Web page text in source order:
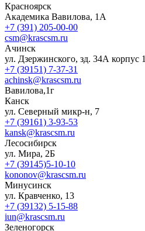
Красноярск
Академика Вавилова, 1А
+7 (391) 205-00-00
csm@krascsm.ru
Ачинск
ул. Дзержинского, зд. 34А корпус 1
+7 (39151) 7-37-31
achinsk@krascsm.ru
Вавилова,1г
Канск
ул. Северный микр-н, 7
+7 (39161) 3-93-53
kansk@krascsm.ru
Лесосибирск
ул. Мира, 2Б
+7 (39145)5-10-10
kononov@krascsm.ru
Минусинск
ул. Кравченко, 13
+7 (39132) 5-15-88
iun@krascsm.ru
Зеленогорск